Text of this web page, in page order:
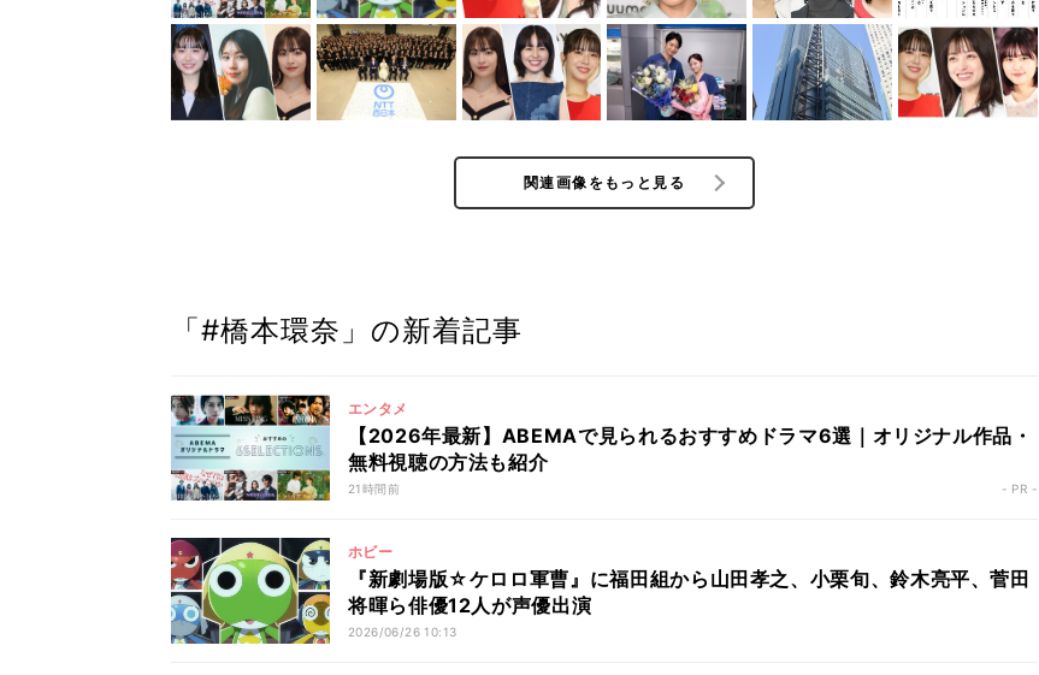
関連画像をもっと見る
「#橋本環奈」の新着記事
エンタメ
【2026年最新】ABEMAで見られるおすすめドラマ6選｜オリジナル作品・
無料視聴の方法も紹介
21時間前 - PR -
ホビー
『新劇場版☆ケロロ軍曹』に福田組から山田孝之、小栗旬、鈴木亮平、菅田
将暉ら俳優12人が声優出演
2026/06/26 10:13